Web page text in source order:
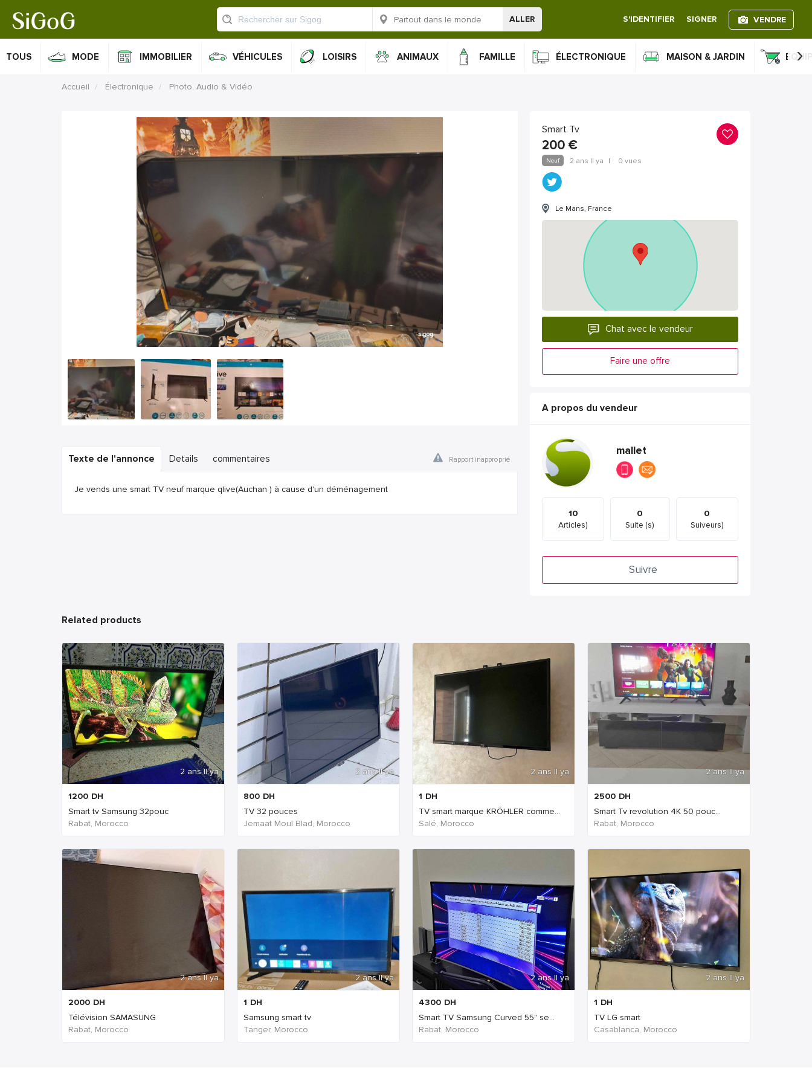
ALLER S'IDENTIFIER SIGNER VENDRE
TOUS MODE IMMOBILIER VÉHICULES LOISIRS ANIMAUX FAMILLE ÉLECTRONIQUE MAISON & JARDIN ›
Accueil Électronique Photo, Audio & Vidéo
Texte de l'annonce Details commentaires Rapport inapproprié
Je vends une smart TV neuf marque qlive(Auchan ) à cause d'un déménagement
Smart Tv
200 €
Neuf 2 ans Il ya | 0 vues
Le Mans, France
Chat avec le vendeur
Faire une offre
A propos du vendeur
mallet
10
Articles)
0
Suite (s)
0
Suiveurs)
Suivre
Related products
2 ans Il ya
1200 DH
Smart tv Samsung 32pouc
Rabat, Morocco
2 ans Il ya
800 DH
TV 32 pouces
Jemaat Moul Blad, Morocco
2 ans Il ya
1 DH
TV smart marque KRÖHLER comme...
Salé, Morocco
2 ans Il ya
2500 DH
Smart Tv revolution 4K 50 pouc...
Rabat, Morocco
2 ans Il ya
2000 DH
Télévision SAMASUNG
Rabat, Morocco
2 ans Il ya
1 DH
Samsung smart tv
Tanger, Morocco
2 ans Il ya
4300 DH
Smart TV Samsung Curved 55" se...
Rabat, Morocco
2 ans Il ya
1 DH
TV LG smart
Casablanca, Morocco